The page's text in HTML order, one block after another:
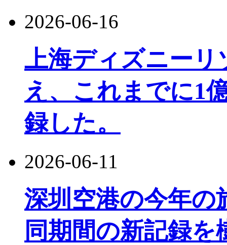
2026-06-16
上海ディズニーリ
え、これまでに1
録した。
2026-06-11
深圳空港の今年の
同期間の新記録を